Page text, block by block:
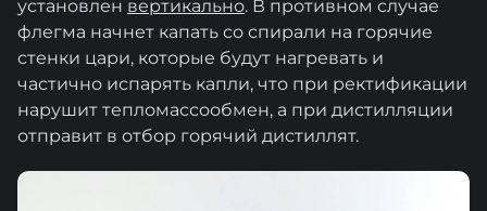
установлен вертикально. В противном случае
флегма начнет капать со спирали на горячие
стенки цари, которые будут нагревать и
частично испарять капли, что при ректификации
нарушит тепломассообмен, а при дистилляции
отправит в отбор горячий дистиллят.